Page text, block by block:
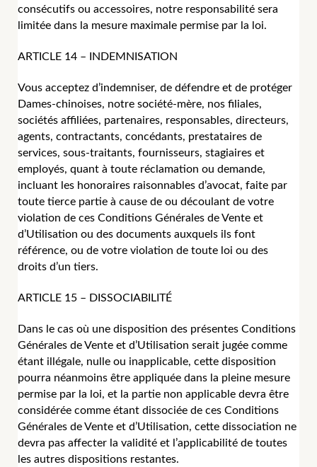
consécutifs ou accessoires, notre responsabilité sera
limitée dans la mesure maximale permise par la loi.
ARTICLE 14 – INDEMNISATION
Vous acceptez d’indemniser, de défendre et de protéger
Dames-chinoises, notre société-mère, nos filiales,
sociétés affiliées, partenaires, responsables, directeurs,
agents, contractants, concédants, prestataires de
services, sous-traitants, fournisseurs, stagiaires et
employés, quant à toute réclamation ou demande,
incluant les honoraires raisonnables d’avocat, faite par
toute tierce partie à cause de ou découlant de votre
violation de ces Conditions Générales de Vente et
d’Utilisation ou des documents auxquels ils font
référence, ou de votre violation de toute loi ou des
droits d’un tiers.
ARTICLE 15 – DISSOCIABILITÉ
Dans le cas où une disposition des présentes Conditions
Générales de Vente et d’Utilisation serait jugée comme
étant illégale, nulle ou inapplicable, cette disposition
pourra néanmoins être appliquée dans la pleine mesure
permise par la loi, et la partie non applicable devra être
considérée comme étant dissociée de ces Conditions
Générales de Vente et d’Utilisation, cette dissociation ne
devra pas affecter la validité et l’applicabilité de toutes
les autres dispositions restantes.